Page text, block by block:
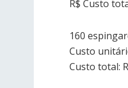
R$ Custo
160
Custo
Custo total: